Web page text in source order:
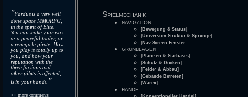
"Pardus is a very well
done space MMORPG,
in the spirit of Elite.
You can make your way
as a peaceful trader, or
a renegade pirate. How
you play is totally up to
you, and how your
reputation with the
three factions and
other pilots is affected,
is in your hands. "
>> more comments
Spielmechanik
NAVIGATION
[Bewegung & Status]
[Universum Struktur & Sprünge]
[Nav Screen Fenster]
GRUNDLAGEN
[Planeten & Starbases]
[Schutz & Docken]
[Felder & Abbau]
[Gebäude Betreten]
[Waren]
HANDEL
[Konventioneller Handel]